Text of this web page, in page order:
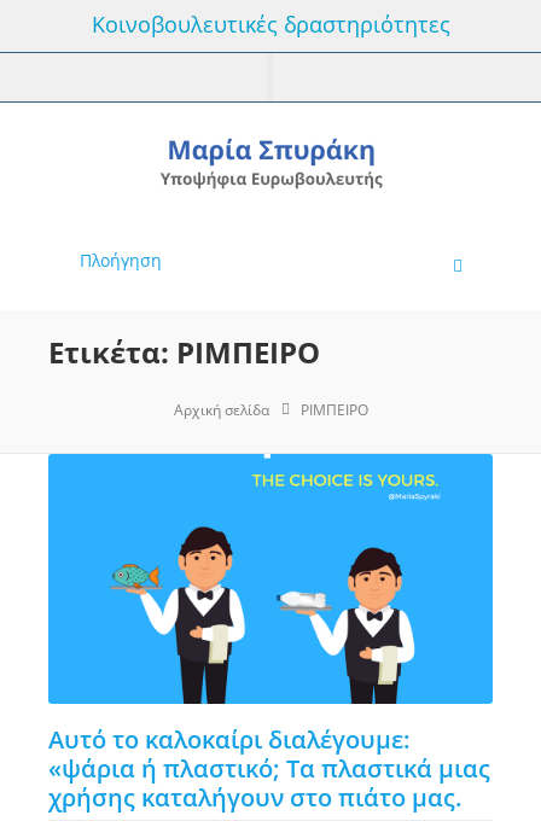
Κοινοβουλευτικές δραστηριότητες
Πλοήγηση
Ετικέτα: ΡΙΜΠΕΙΡΟ
Αρχική σελίδα ΡΙΜΠΕΙΡΟ
Αυτό το καλοκαίρι διαλέγουμε:
«ψάρια ή πλαστικό; Τα πλαστικά μιας
χρήσης καταλήγουν στο πιάτο μας.